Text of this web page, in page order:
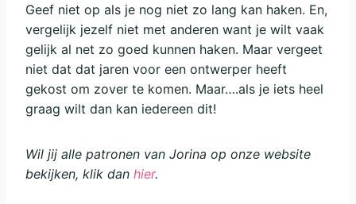
Geef niet op als je nog niet zo lang kan haken. En,
vergelijk jezelf niet met anderen want je wilt vaak
gelijk al net zo goed kunnen haken. Maar vergeet
niet dat dat jaren voor een ontwerper heeft
gekost om zover te komen. Maar….als je iets heel
graag wilt dan kan iedereen dit!
Wil jij alle patronen van Jorina op onze website
bekijken, klik dan hier.